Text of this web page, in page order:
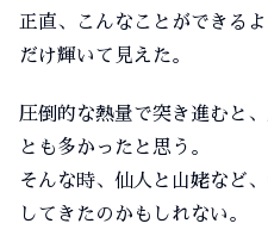
正直、こんなことができる
だけ輝いて見えた。
圧倒的な熱量で突き進むと
とも多かったと思う。
そんな時、仙人と山姥など
してきたのかもしれない。